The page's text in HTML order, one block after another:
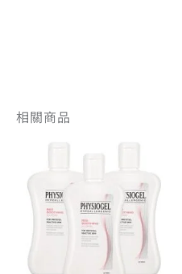
相關商品
格：
NT$ 3,300。